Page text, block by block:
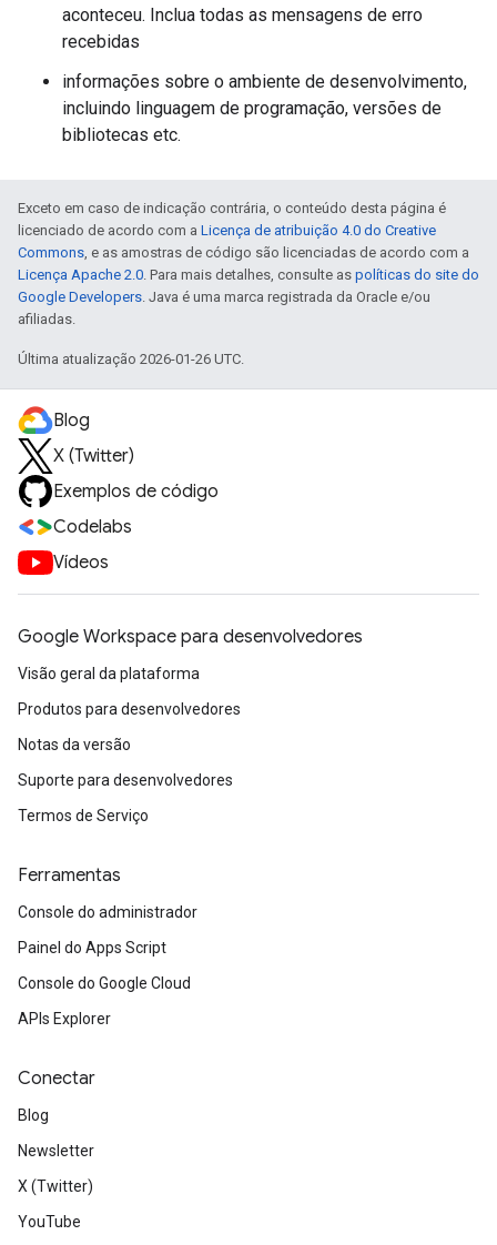
aconteceu. Inclua todas as mensagens de erro
recebidas
informações sobre o ambiente de desenvolvimento,
incluindo linguagem de programação, versões de
bibliotecas etc.
Exceto em caso de indicação contrária, o conteúdo desta página é
licenciado de acordo com a Licença de atribuição 4.0 do Creative
Commons, e as amostras de código são licenciadas de acordo com a
Licença Apache 2.0. Para mais detalhes, consulte as políticas do site do
Google Developers. Java é uma marca registrada da Oracle e/ou
afiliadas.
Última atualização 2026-01-26 UTC.
Blog
X (Twitter)
Exemplos de código
Codelabs
Vídeos
Google Workspace para desenvolvedores
Visão geral da plataforma
Produtos para desenvolvedores
Notas da versão
Suporte para desenvolvedores
Termos de Serviço
Ferramentas
Console do administrador
Painel do Apps Script
Console do Google Cloud
APIs Explorer
Conectar
Blog
Newsletter
X (Twitter)
YouTube